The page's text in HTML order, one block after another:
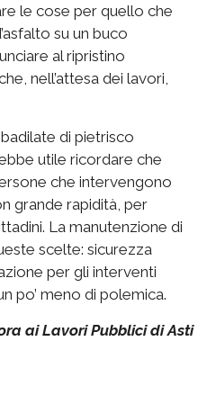
le cose per quello che
su un buco
al ripristino
nell’attesa dei lavori,
di pietrisco
utile ricordare che
che intervengono
grande rapidità, per
La manutenzione di
scelte: sicurezza
per gli interventi
po’ meno di polemica.
ai Lavori Pubblici di Asti